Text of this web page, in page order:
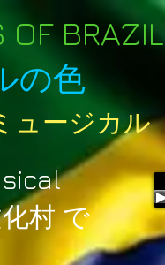
OF BRAZIL
の色
ュージカル​
村 で